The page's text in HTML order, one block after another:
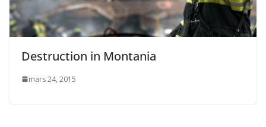
Destruction in Montania
mars 24, 2015